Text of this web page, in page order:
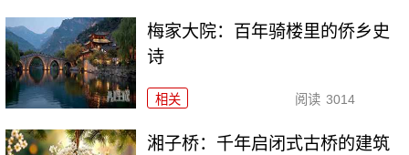
梅家大院：百年骑楼里的侨乡史
诗
相关 阅读 3014
湘子桥：千年启闭式古桥的建筑